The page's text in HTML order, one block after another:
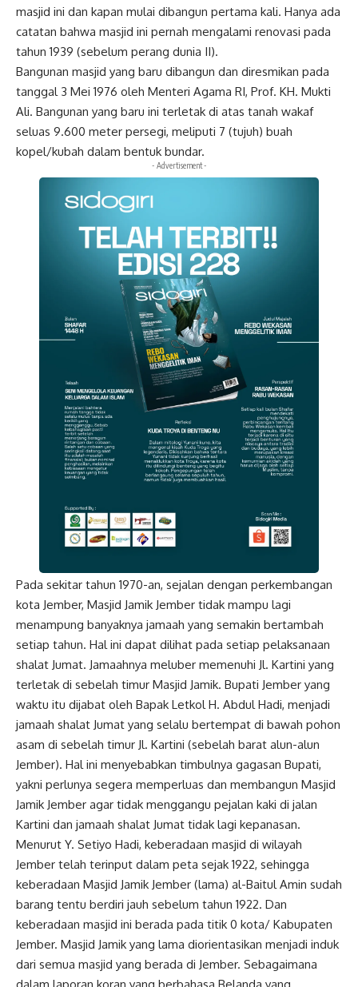
masjid ini dan kapan mulai dibangun pertama kali. Hanya ada
catatan bahwa masjid ini pernah mengalami renovasi pada
tahun 1939 (sebelum perang dunia II).
Bangunan masjid yang baru dibangun dan diresmikan pada
tanggal 3 Mei 1976 oleh Menteri Agama RI, Prof. KH. Mukti
Ali. Bangunan yang baru ini terletak di atas tanah wakaf
seluas 9.600 meter persegi, meliputi 7 (tujuh) buah
kopel/kubah dalam bentuk bundar.
- Advertisement -
Pada sekitar tahun 1970-an, sejalan dengan perkembangan
kota Jember, Masjid Jamik Jember tidak mampu lagi
menampung banyaknya jamaah yang semakin bertambah
setiap tahun. Hal ini dapat dilihat pada setiap pelaksanaan
shalat Jumat. Jamaahnya meluber memenuhi Jl. Kartini yang
terletak di sebelah timur Masjid Jamik. Bupati Jember yang
waktu itu dijabat oleh Bapak Letkol H. Abdul Hadi, menjadi
jamaah shalat Jumat yang selalu bertempat di bawah pohon
asam di sebelah timur Jl. Kartini (sebelah barat alun-alun
Jember). Hal ini menyebabkan timbulnya gagasan Bupati,
yakni perlunya segera memperluas dan membangun Masjid
Jamik Jember agar tidak menggangu pejalan kaki di jalan
Kartini dan jamaah shalat Jumat tidak lagi kepanasan.
Menurut Y. Setiyo Hadi, keberadaan masjid di wilayah
Jember telah terinput dalam peta sejak 1922, sehingga
keberadaan Masjid Jamik Jember (lama) al-Baitul Amin sudah
barang tentu berdiri jauh sebelum tahun 1922. Dan
keberadaan masjid ini berada pada titik 0 kota/ Kabupaten
Jember. Masjid Jamik yang lama diorientasikan menjadi induk
dari semua masjid yang berada di Jember. Sebagaimana